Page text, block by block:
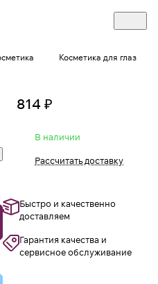
Косметика для глаз
814 ₽
В наличии
Рассчитать доставку
Быстро и качественно
доставляем
Гарантия качества и
сервисное обслуживание